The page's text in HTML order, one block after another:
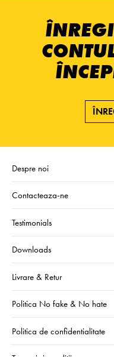
Despre noi
Contacteaza-ne
Testimonials
Downloads
Livrare & Retur
Politica No fake & No hate
Politica de confidentialitate